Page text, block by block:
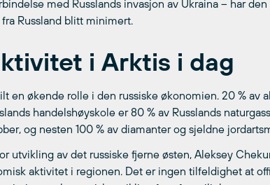
med Russlands invasjon av Ukraina – har
Russland blitt minimert.
i Arktis i dag
en økende rolle i den russiske økonomien. 20 % av
handelshøyskole er 80 % av Russlands
og nesten 100 % av diamanter og sjeldne
utvikling av det russiske fjerne østen, Aleksey
aktivitet i regionen. Det er ingen tilfeldighet at